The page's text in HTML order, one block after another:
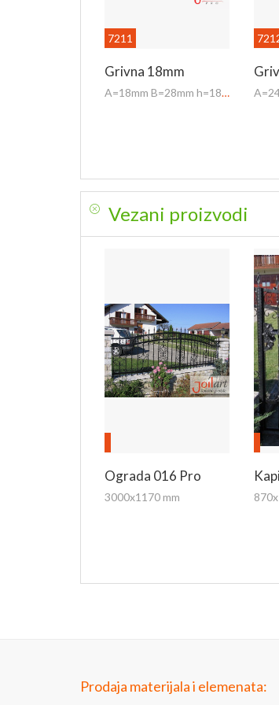
7211
Grivna 18mm
A=18mm B=28mm h=18mm
Vezani proizvodi
Ograda 016 Pro
3000x1170 mm
Prodaja materijala i elemenata: